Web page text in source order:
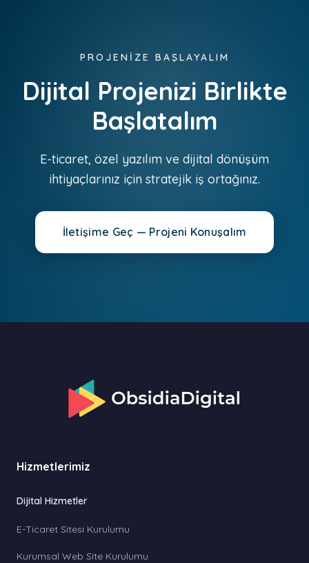
PROJENİZE BAŞLAYALIM
Dijital Projenizi Birlikte
Başlatalım
E-ticaret, özel yazılım ve dijital dönüşüm
ihtiyaçlarınız için stratejik iş ortağınız.
İletişime Geç — Projeni Konuşalım
Hizmetlerimiz
Dijital Hizmetler
E-Ticaret Sitesi Kurulumu
Kurumsal Web Site Kurulumu